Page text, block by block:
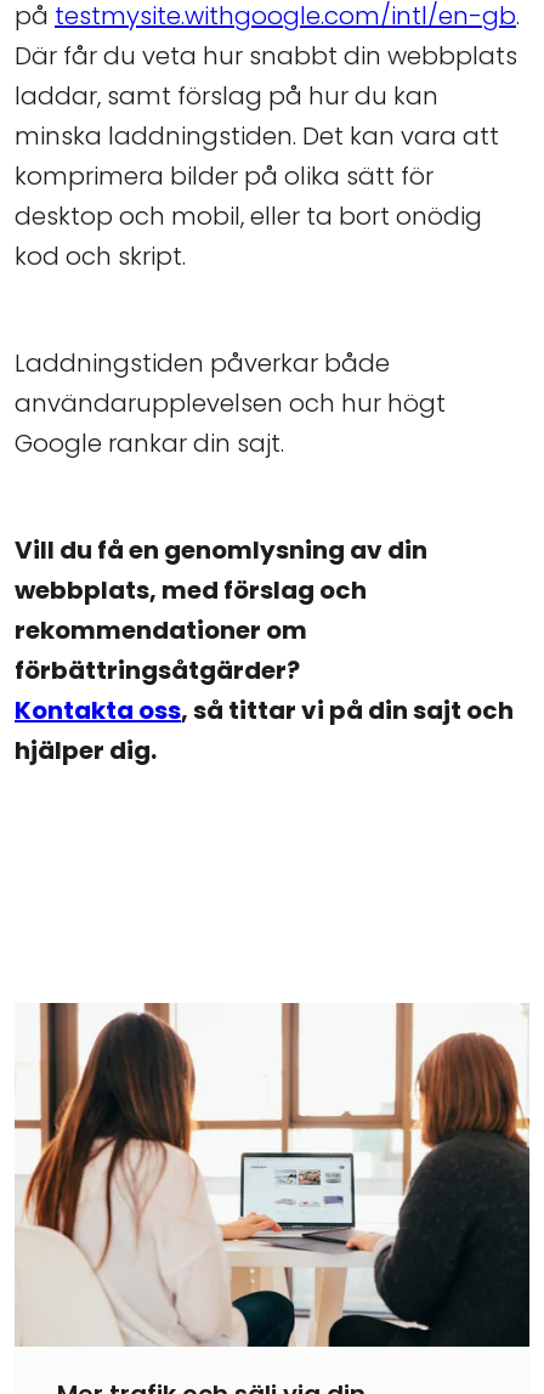
på testmysite.withgoogle.com/intl/en-gb.
Där får du veta hur snabbt din webbplats
laddar, samt förslag på hur du kan
minska laddningstiden. Det kan vara att
komprimera bilder på olika sätt för
desktop och mobil, eller ta bort onödig
kod och skript.
Laddningstiden påverkar både
användarupplevelsen och hur högt
Google rankar din sajt.
Vill du få en genomlysning av din
webbplats, med förslag och
rekommendationer om
förbättringsåtgärder?
Kontakta oss, så tittar vi på din sajt och
hjälper dig.